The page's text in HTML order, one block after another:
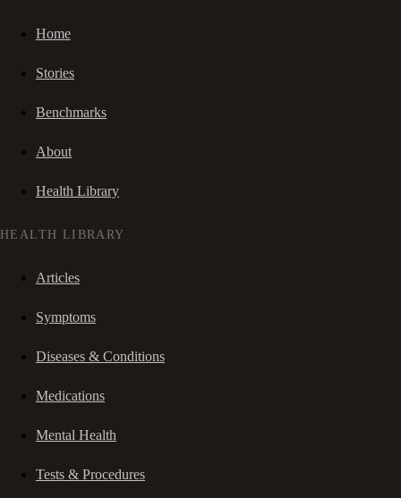
Home
Stories
Benchmarks
About
Health Library
HEALTH LIBRARY
Articles
Symptoms
Diseases & Conditions
Medications
Mental Health
Tests & Procedures